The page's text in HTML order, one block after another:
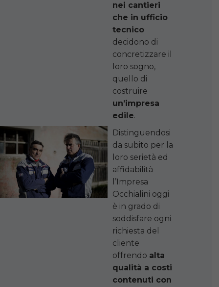
nei cantieri
che in ufficio
tecnico
decidono di
concretizzare il
loro sogno,
quello di
costruire
un’impresa
edile.
Distinguendosi
da subito per la
loro serietà ed
affidabilità
l’Impresa
Occhialini oggi
è in grado di
soddisfare ogni
richiesta del
cliente
offrendo alta
qualità a costi
contenuti con